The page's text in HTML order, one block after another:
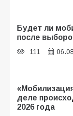
Будет ли
после
111
деле
2026 года